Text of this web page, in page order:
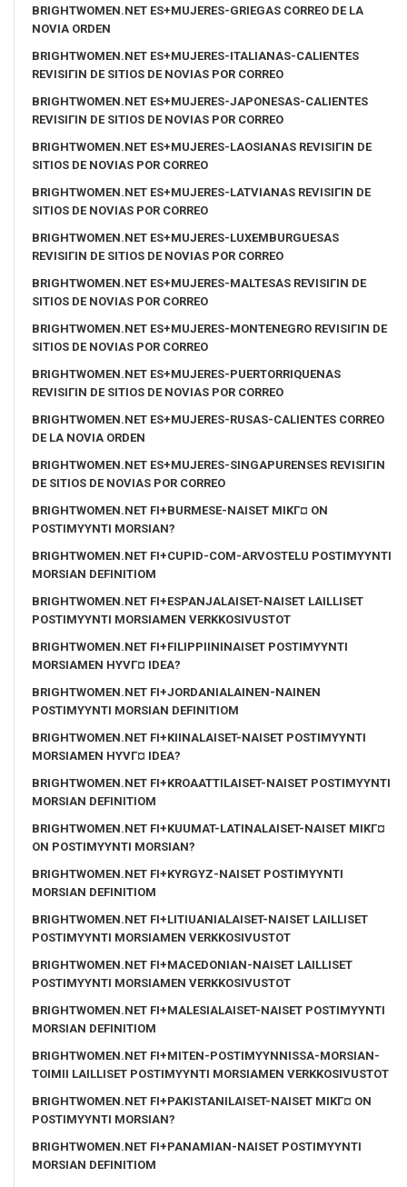
BRIGHTWOMEN.NET ES+MUJERES-GRIEGAS CORREO DE LA
NOVIA ORDEN
BRIGHTWOMEN.NET ES+MUJERES-ITALIANAS-CALIENTES
REVISIГІN DE SITIOS DE NOVIAS POR CORREO
BRIGHTWOMEN.NET ES+MUJERES-JAPONESAS-CALIENTES
REVISIГІN DE SITIOS DE NOVIAS POR CORREO
BRIGHTWOMEN.NET ES+MUJERES-LAOSIANAS REVISIГІN DE
SITIOS DE NOVIAS POR CORREO
BRIGHTWOMEN.NET ES+MUJERES-LATVIANAS REVISIГІN DE
SITIOS DE NOVIAS POR CORREO
BRIGHTWOMEN.NET ES+MUJERES-LUXEMBURGUESAS
REVISIГІN DE SITIOS DE NOVIAS POR CORREO
BRIGHTWOMEN.NET ES+MUJERES-MALTESAS REVISIГІN DE
SITIOS DE NOVIAS POR CORREO
BRIGHTWOMEN.NET ES+MUJERES-MONTENEGRO REVISIГІN DE
SITIOS DE NOVIAS POR CORREO
BRIGHTWOMEN.NET ES+MUJERES-PUERTORRIQUENAS
REVISIГІN DE SITIOS DE NOVIAS POR CORREO
BRIGHTWOMEN.NET ES+MUJERES-RUSAS-CALIENTES CORREO
DE LA NOVIA ORDEN
BRIGHTWOMEN.NET ES+MUJERES-SINGAPURENSES REVISIГІN
DE SITIOS DE NOVIAS POR CORREO
BRIGHTWOMEN.NET FI+BURMESE-NAISET MIKГ¤ ON
POSTIMYYNTI MORSIAN?
BRIGHTWOMEN.NET FI+CUPID-COM-ARVOSTELU POSTIMYYNTI
MORSIAN DEFINITIOM
BRIGHTWOMEN.NET FI+ESPANJALAISET-NAISET LAILLISET
POSTIMYYNTI MORSIAMEN VERKKOSIVUSTOT
BRIGHTWOMEN.NET FI+FILIPPIININAISET POSTIMYYNTI
MORSIAMEN HYVГ¤ IDEA?
BRIGHTWOMEN.NET FI+JORDANIALAINEN-NAINEN
POSTIMYYNTI MORSIAN DEFINITIOM
BRIGHTWOMEN.NET FI+KIINALAISET-NAISET POSTIMYYNTI
MORSIAMEN HYVГ¤ IDEA?
BRIGHTWOMEN.NET FI+KROAATTILAISET-NAISET POSTIMYYNTI
MORSIAN DEFINITIOM
BRIGHTWOMEN.NET FI+KUUMAT-LATINALAISET-NAISET MIKГ¤
ON POSTIMYYNTI MORSIAN?
BRIGHTWOMEN.NET FI+KYRGYZ-NAISET POSTIMYYNTI
MORSIAN DEFINITIOM
BRIGHTWOMEN.NET FI+LITIUANIALAISET-NAISET LAILLISET
POSTIMYYNTI MORSIAMEN VERKKOSIVUSTOT
BRIGHTWOMEN.NET FI+MACEDONIAN-NAISET LAILLISET
POSTIMYYNTI MORSIAMEN VERKKOSIVUSTOT
BRIGHTWOMEN.NET FI+MALESIALAISET-NAISET POSTIMYYNTI
MORSIAN DEFINITIOM
BRIGHTWOMEN.NET FI+MITEN-POSTIMYYNNISSA-MORSIAN-
TOIMII LAILLISET POSTIMYYNTI MORSIAMEN VERKKOSIVUSTOT
BRIGHTWOMEN.NET FI+PAKISTANILAISET-NAISET MIKГ¤ ON
POSTIMYYNTI MORSIAN?
BRIGHTWOMEN.NET FI+PANAMIAN-NAISET POSTIMYYNTI
MORSIAN DEFINITIOM